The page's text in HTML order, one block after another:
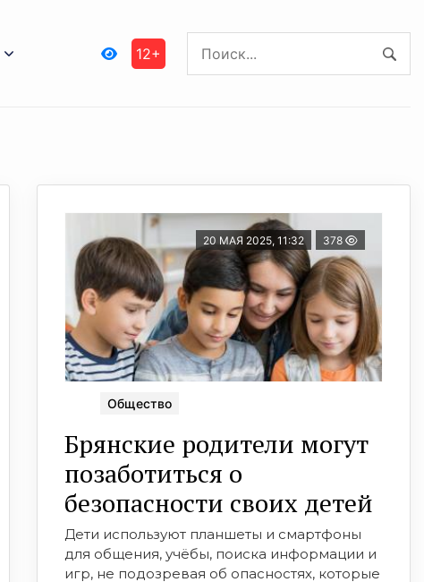
12+
20 МАЯ 2025, 11:32 378
Общество
Брянские родители могут
позаботиться о
безопасности своих детей
Дети используют планшеты и смартфоны
для общения, учёбы, поиска информации и
игр, не подозревая об опасностях, которые